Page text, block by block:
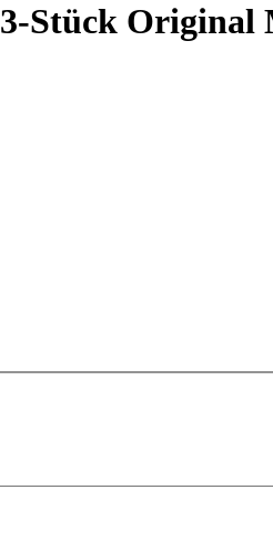
Stück Original